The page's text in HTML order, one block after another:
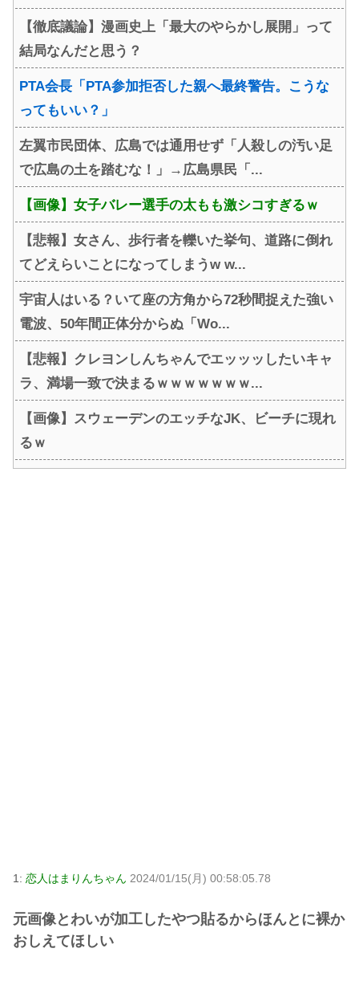
【徹底議論】漫画史上「最大のやらかし展開」って
結局なんだと思う？
PTA会長「PTA参加拒否した親へ最終警告。こうな
ってもいい？」
左翼市民団体、広島では通用せず「人殺しの汚い足
で広島の土を踏むな！」→広島県民「...
【画像】女子バレー選手の太もも激シコすぎるｗ
【悲報】女さん、歩行者を轢いた挙句、道路に倒れ
てどえらいことになってしまうw w...
宇宙人はいる？いて座の方角から72秒間捉えた強い
電波、50年間正体分からぬ「Wo...
【悲報】クレヨンしんちゃんでエッッッしたいキャ
ラ、満場一致で決まるｗｗｗｗｗｗｗ...
【画像】スウェーデンのエッチなJK、ビーチに現れ
るｗ
1: 恋人はまりんちゃん 2024/01/15(月) 00:58:05.78
元画像とわいが加工したやつ貼るからほんとに裸か
おしえてほしい